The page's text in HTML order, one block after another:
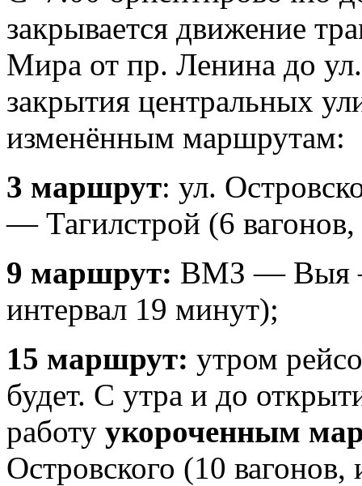
закрывается движение
Мира от пр. Ленина до
закрытия центральных
изменённым маршрутам:
3 маршрут: ул.
— Тагилстрой (6
9 маршрут: ВМЗ — Выя —
интервал 19 минут);
15 маршрут: утром
будет. С утра и до
работу укороченным
Островского (10